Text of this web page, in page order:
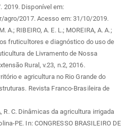
2019. Disponível em:
agro/2017. Acesso em: 31/10/2019.
A.; RIBEIRO, A. E. L.; MOREIRA, A. A.;
fruticultores e diagnóstico do uso de
de Livramento de Nossa
Rural, v.23, n.2, 2016.
e agricultura no Rio Grande do
Revista Franco-Brasileira de
R. C. Dinâmicas da agricultura irrigada
PE. In: CONGRESSO BRASILEIRO DE